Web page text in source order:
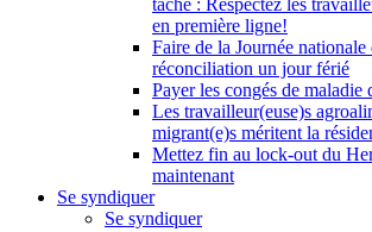
tâche : Respectez les
en première ligne!
Faire de la Journée
réconciliation un jour férié
Payer les congés de maladie
Les travailleur(euse)s
migrant(e)s méritent la
Mettez fin au lock-out du
maintenant
Se syndiquer
Se syndiquer